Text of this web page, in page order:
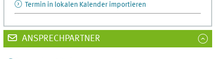
Termin in lokalen Kalender importieren
ANSPRECHPARTNER